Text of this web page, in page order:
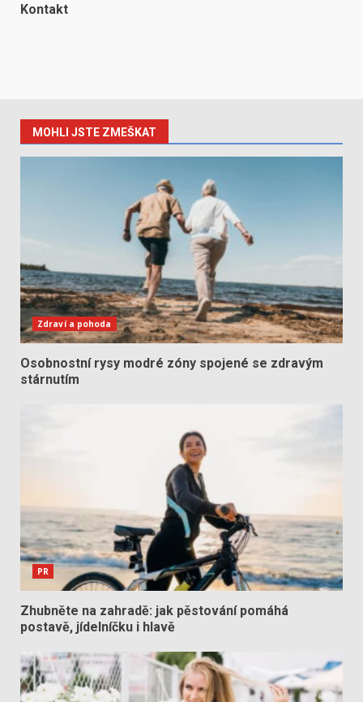
Kontakt
MOHLI JSTE ZMEŠKAT
Zdraví a pohoda
Osobnostní rysy modré zóny spojené se zdravým
stárnutím
PR
Zhubněte na zahradě: jak pěstování pomáhá
postavě, jídelníčku i hlavě